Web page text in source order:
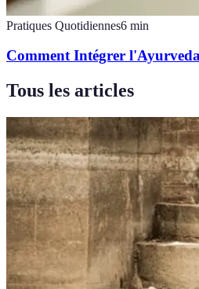
Pratiques Quotidiennes6 min
Comment Intégrer
Tous les articles